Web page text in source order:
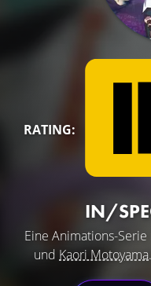
RATING:
IN/
Eine Animations-
und Kaori Motoyama